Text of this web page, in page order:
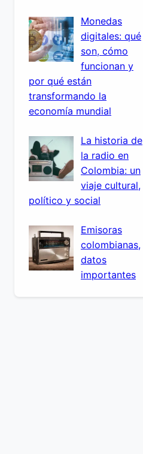
Monedas
digitales: qué
son, cómo
funcionan y
por qué están
transformando la
economía mundial
La historia de
la radio en
Colombia: un
viaje cultural,
político y social
Emisoras
colombianas,
datos
importantes